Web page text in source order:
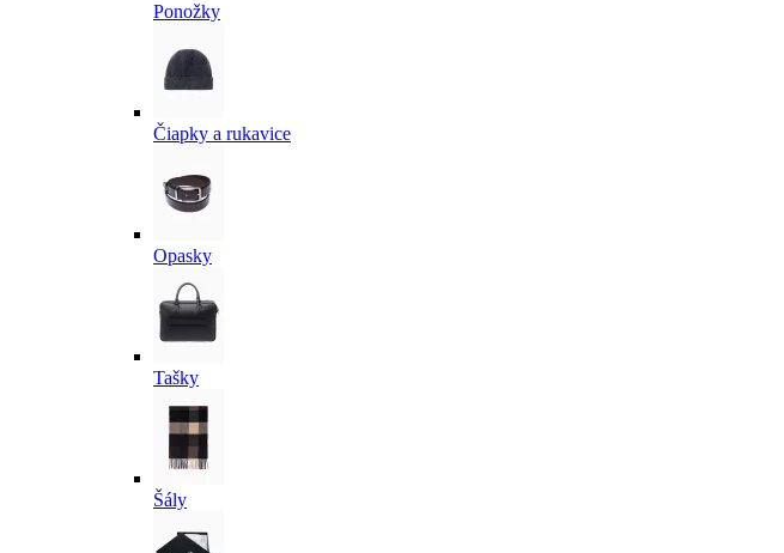
Ponožky
Čiapky a rukavice
Opasky
Tašky
Šály